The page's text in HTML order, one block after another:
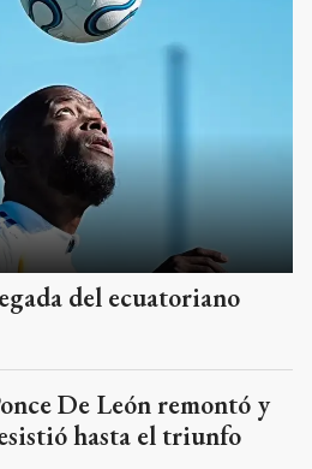
del ecuatoriano
De León remontó y
hasta el triunfo